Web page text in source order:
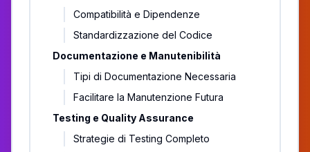
Compatibilità e Dipendenze
Standardizzazione del Codice
Documentazione e Manutenibilità
Tipi di Documentazione Necessaria
Facilitare la Manutenzione Futura
Testing e Quality Assurance
Strategie di Testing Completo